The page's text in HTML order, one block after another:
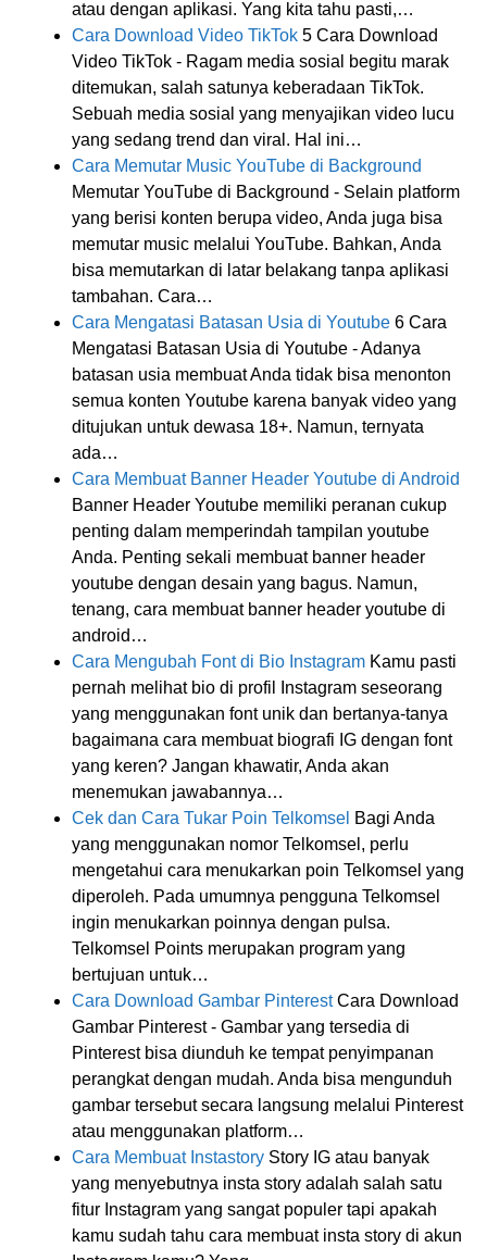
atau dengan aplikasi. Yang kita tahu pasti,…
Cara Download Video TikTok 5 Cara Download
Video TikTok - Ragam media sosial begitu marak
ditemukan, salah satunya keberadaan TikTok.
Sebuah media sosial yang menyajikan video lucu
yang sedang trend dan viral. Hal ini…
Cara Memutar Music YouTube di Background
Memutar YouTube di Background - Selain platform
yang berisi konten berupa video, Anda juga bisa
memutar music melalui YouTube. Bahkan, Anda
bisa memutarkan di latar belakang tanpa aplikasi
tambahan. Cara…
Cara Mengatasi Batasan Usia di Youtube 6 Cara
Mengatasi Batasan Usia di Youtube - Adanya
batasan usia membuat Anda tidak bisa menonton
semua konten Youtube karena banyak video yang
ditujukan untuk dewasa 18+. Namun, ternyata
ada…
Cara Membuat Banner Header Youtube di Android
Banner Header Youtube memiliki peranan cukup
penting dalam memperindah tampilan youtube
Anda. Penting sekali membuat banner header
youtube dengan desain yang bagus. Namun,
tenang, cara membuat banner header youtube di
android…
Cara Mengubah Font di Bio Instagram Kamu pasti
pernah melihat bio di profil Instagram seseorang
yang menggunakan font unik dan bertanya-tanya
bagaimana cara membuat biografi IG dengan font
yang keren? Jangan khawatir, Anda akan
menemukan jawabannya…
Cek dan Cara Tukar Poin Telkomsel Bagi Anda
yang menggunakan nomor Telkomsel, perlu
mengetahui cara menukarkan poin Telkomsel yang
diperoleh. Pada umumnya pengguna Telkomsel
ingin menukarkan poinnya dengan pulsa.
Telkomsel Points merupakan program yang
bertujuan untuk…
Cara Download Gambar PinterestCara Download
Gambar Pinterest - Gambar yang tersedia di
Pinterest bisa diunduh ke tempat penyimpanan
perangkat dengan mudah. Anda bisa mengunduh
gambar tersebut secara langsung melalui Pinterest
atau menggunakan platform…
Cara Membuat Instastory Story IG atau banyak
yang menyebutnya insta story adalah salah satu
fitur Instagram yang sangat populer tapi apakah
kamu sudah tahu cara membuat insta story di akun